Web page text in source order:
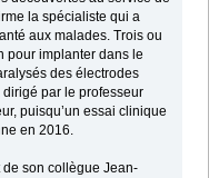
la spécialiste qui a
aux malades. Trois ou
pour implanter dans le
des électrodes
par le professeur
puisqu’un essai clinique
en 2016.
de son collègue Jean-